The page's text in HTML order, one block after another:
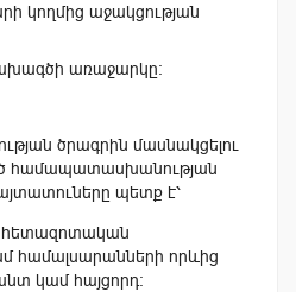
կողմից աջակցության
առաջարկը։
ծրագրին մասնակցելու
համապատասխանության
պետք է՝
հետազոտական
համալսարանների որևից
կամ հայցորդ։